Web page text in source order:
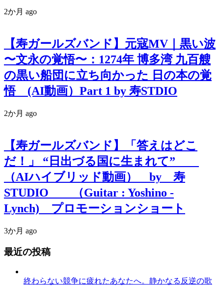
2か月 ago
【寿ガールズバンド】元寇MV｜黒い波
〜文永の覚悟〜：1274年 博多湾 九百艘
の黒い船団に立ち向かった 日の本の覚
悟 (AI動画）Part 1 by 寿STDIO
2か月 ago
【寿ガールズバンド】「答えはどこ
だ！」 “日出づる国に生まれて”
（AIハイブリッド動画） by 寿
STUDIO （Guitar : Yoshino -
Lynch) プロモーションショート
3か月 ago
最近の投稿
終わらない競争に疲れたあなたへ。静かなる反逆の歌